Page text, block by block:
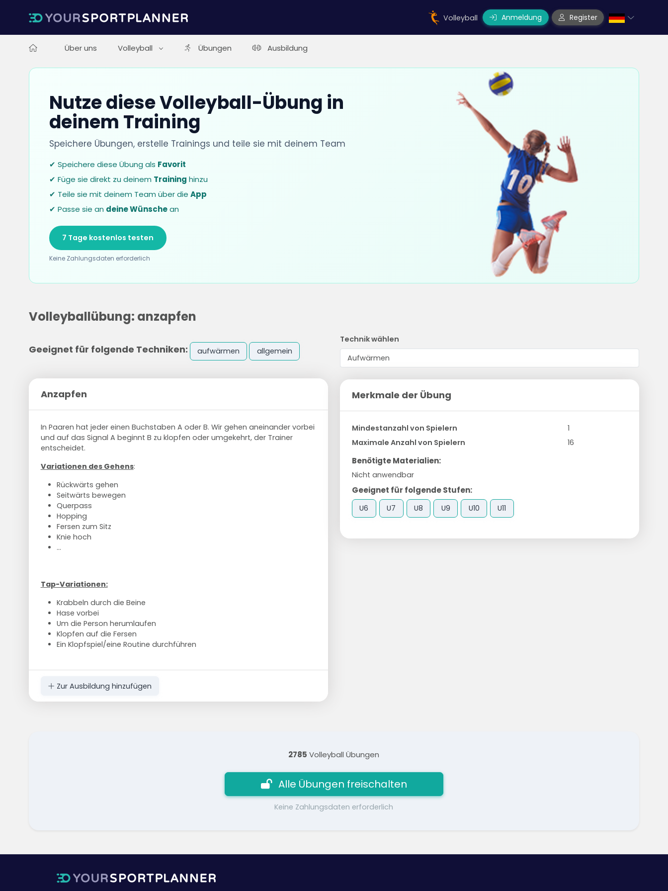
Volleyball Anmeldung Register
Über uns Volleyball Übungen Ausbildung
Nutze diese Volleyball-Übung in
deinem Training
Speichere Übungen, erstelle Trainings und teile sie mit deinem Team
✔ Speichere diese Übung als Favorit
✔ Füge sie direkt zu deinem Training hinzu
✔ Teile sie mit deinem Team über die App
✔ Passe sie an deine Wünschean
7 Tage kostenlos testen
Keine Zahlungsdaten erforderlich
Volleyballübung: anzapfen
Geeignet für folgende Techniken: aufwärmen allgemein
Anzapfen
In Paaren hat jeder einen Buchstaben A oder B. Wir gehen aneinander vorbei
und auf das Signal A beginnt B zu klopfen oder umgekehrt, der Trainer
entscheidet.
Variationen des Gehens:
Rückwärts gehen
Seitwärts bewegen
Querpass
Hopping
Fersen zum Sitz
Knie hoch
...
Tap-Variationen:
Krabbeln durch die Beine
Hase vorbei
Um die Person herumlaufen
Klopfen auf die Fersen
Ein Klopfspiel/eine Routine durchführen
Zur Ausbildung hinzufügen
Technik wählen
Merkmale der Übung
Mindestanzahl von Spielern
1
Maximale Anzahl von Spielern
16
Benötigte Materialien:
Nicht anwendbar
Geeignet für folgende Stufen:
U6 U7 U8 U9 U10 U11
2785 Volleyball Übungen
Alle Übungen freischalten
Keine Zahlungsdaten erforderlich